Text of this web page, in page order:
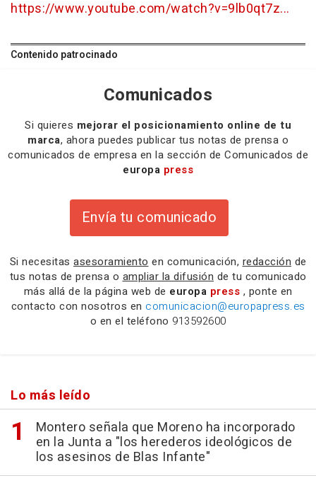
https://www.youtube.com/watch?v=9lb0qt7z...
Contenido patrocinado
Comunicados
Si quieres mejorar el posicionamiento online de tu
marca, ahora puedes publicar tus notas de prensa o
comunicados de empresa en la sección de Comunicados de
europa press
Envía tu comunicado
Si necesitas asesoramiento en comunicación, redacción de
tus notas de prensa o ampliar la difusión de tu comunicado
más allá de la página web de europa press , ponte en
contacto con nosotros en comunicacion@europapress.es
o en el teléfono 913592600
Lo más leído
Montero señala que Moreno ha incorporado
en la Junta a "los herederos ideológicos de
los asesinos de Blas Infante"